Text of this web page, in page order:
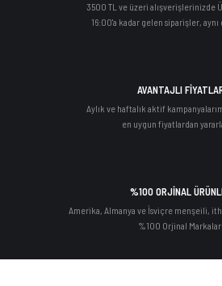
3500 TL ve üzeri alışverişlerinizde
16:00'a kadar gelen siparişler,
AVANTAJLI
Aylık ve haftalık aktif
en uygun fiyatlardan
%100 ORJİNAL
Amerika, Almanya ve İsviçre menşeili,
%100 Orjinal Markalar!